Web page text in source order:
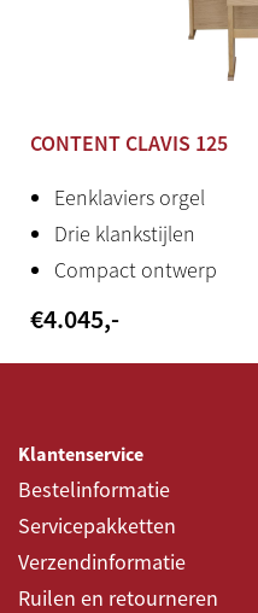
CONTENT CLAVIS 125
Eenklaviers orgel
Drie klankstijlen
Compact ontwerp
€4.045,-
Klantenservice
Bestelinformatie
Servicepakketten
Verzendinformatie
Ruilen en retourneren